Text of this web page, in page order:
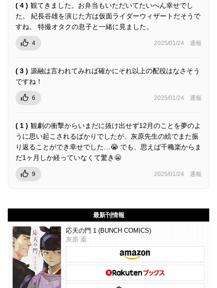
( 4 ) 観てきました。お弁当もいただいてたいへん幸せでし
た。 紀長谷雄を演じた方は仮面ライダーウィザートだそうで
すね。 特撮オタクの息子と一緒に見ました。
4 2025/01/24 通報
( 3 ) 源融は言われてみれば確かにそれ以上の配役はなさそう
ですね！
6 2025/01/24 通報
( 1 ) 観劇の衝撃からいまだに抜け出せず12月のことを夢のよ
うに思い起こされるばかりでしたが、灰原先生の絵でまた振
り返ることができ幸せでした…😭 でも、思えば千穐楽からま
だ1ヶ月しか経っていなくて驚き😬
9 2025/01/24 通報
最新刊情報
応天の門 1 (BUNCH COMICS)
灰原 薬